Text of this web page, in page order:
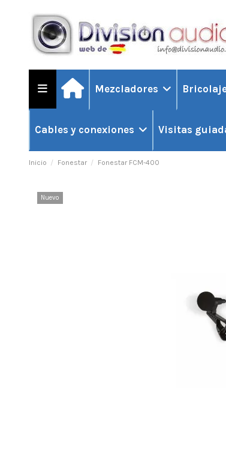
Mezcladores
Cables y conexiones Visitas
Inicio Fonestar Fonestar FCM-400
Nuevo